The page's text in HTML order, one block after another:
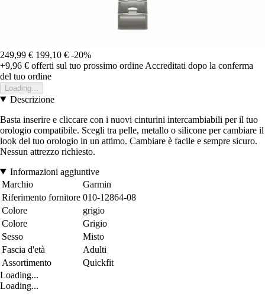
249,99 € 199,10 € -20%
+9,96 € offerti sul tuo prossimo ordine Accreditati dopo la conferma
del tuo ordine
Loading...
Descrizione
Basta inserire e cliccare con i nuovi cinturini intercambiabili per il tuo
orologio compatibile. Scegli tra pelle, metallo o silicone per cambiare il
look del tuo orologio in un attimo. Cambiare è facile e sempre sicuro.
Nessun attrezzo richiesto.
Informazioni aggiuntive
Marchio
Garmin
Riferimento fornitore 010-12864-08
Colore
grigio
Colore
Grigio
Sesso
Misto
Fascia d'età
Adulti
Assortimento
Quickfit
Loading...
Loading...